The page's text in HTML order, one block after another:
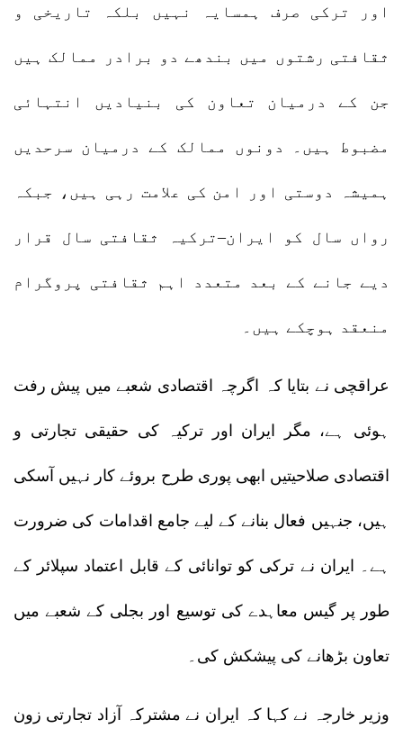
اور ترکی صرف ہمسایہ نہیں بلکہ تاریخی و
ثقافتی رشتوں میں بندھے دو برادر ممالک ہیں
جن کے درمیان تعاون کی بنیادیں انتہائی
مضبوط ہیں۔ دونوں ممالک کے درمیان سرحدیں
ہمیشہ دوستی اور امن کی علامت رہی ہیں، جبکہ
رواں سال کو ایران–ترکیہ ثقافتی سال قرار
دیے جانے کے بعد متعدد اہم ثقافتی پروگرام
منعقد ہوچکے ہیں۔
عراقچی نے بتایا کہ اگرچہ اقتصادی شعبے میں پیش رفت
ہوئی ہے، مگر ایران اور ترکیہ کی حقیقی تجارتی و
اقتصادی صلاحیتیں ابھی پوری طرح بروئے کار نہیں آسکی
ہیں، جنہیں فعال بنانے کے لیے جامع اقدامات کی ضرورت
ہے۔ ایران نے ترکی کو توانائی کے قابل اعتماد سپلائر کے
طور پر گیس معاہدے کی توسیع اور بجلی کے شعبے میں
تعاون بڑھانے کی پیشکش کی۔
وزیر خارجہ نے کہا کہ ایران نے مشترکہ آزاد تجارتی زون